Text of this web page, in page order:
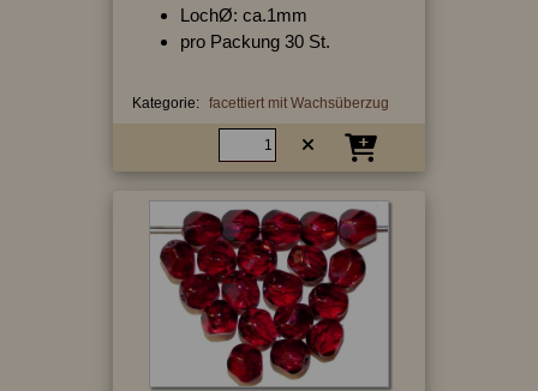
LochØ: ca.1mm
pro Packung 30 St.
Kategorie: facettiert mit Wachsüberzug